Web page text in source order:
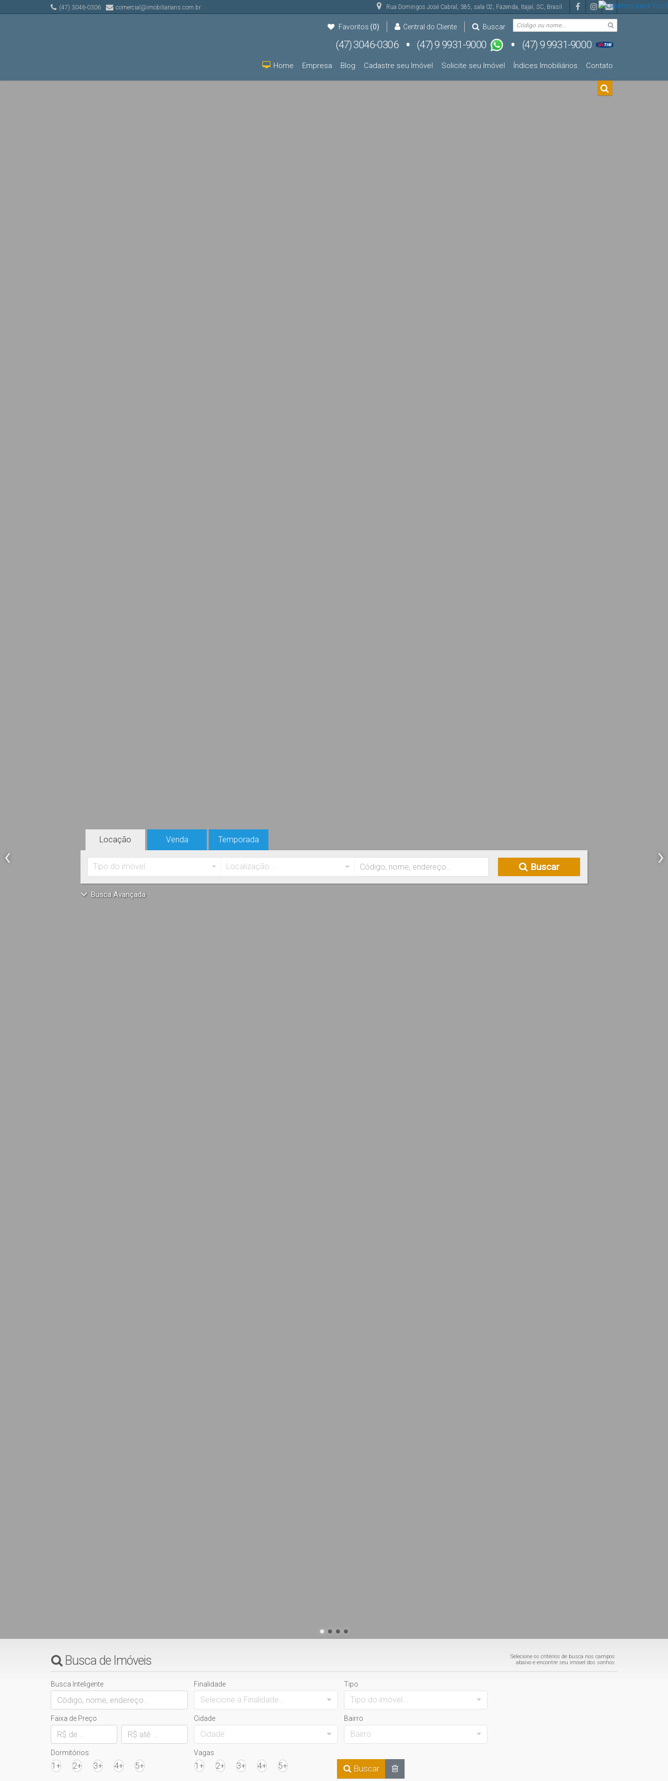
Rua Domingos José Cabral , 385, sala 02, Fazenda, Itajaí, SC, Brasil
(47) 3046-0306 comercial@imobiliarians.com.br
Buscar
Central do Cliente
Favoritos (0)
(47) 9 9931-9000 (47) 9 9931-9000
Contato
Índices Imobiliários
Solicite seu Imóvel
Cadastre seu Imóvel
Blog
Empresa
Home
‹ ›
Locação Venda Temporada
Tipo do imóvel... Localização ... Buscar
Busca Avançada
Busca de Imóveis
Selecione os critérios de busca nos campos
abaixo e encontre seu imóvel dos sonhos
Busca Inteligente Finalidade
Selecione a Finalidade...
Tipo
Tipo do imóvel...
Faixa de Preço Cidade
Cidade
Bairro
Bairro
Dormitórios
1+ 2+ 3+ 4+ 5+
Vagas
1+ 2+ 3+ 4+ 5+ Buscar